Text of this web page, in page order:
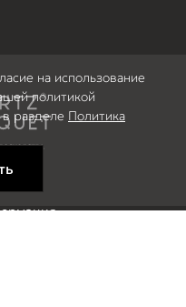
на использование
политикой
разделе Политика